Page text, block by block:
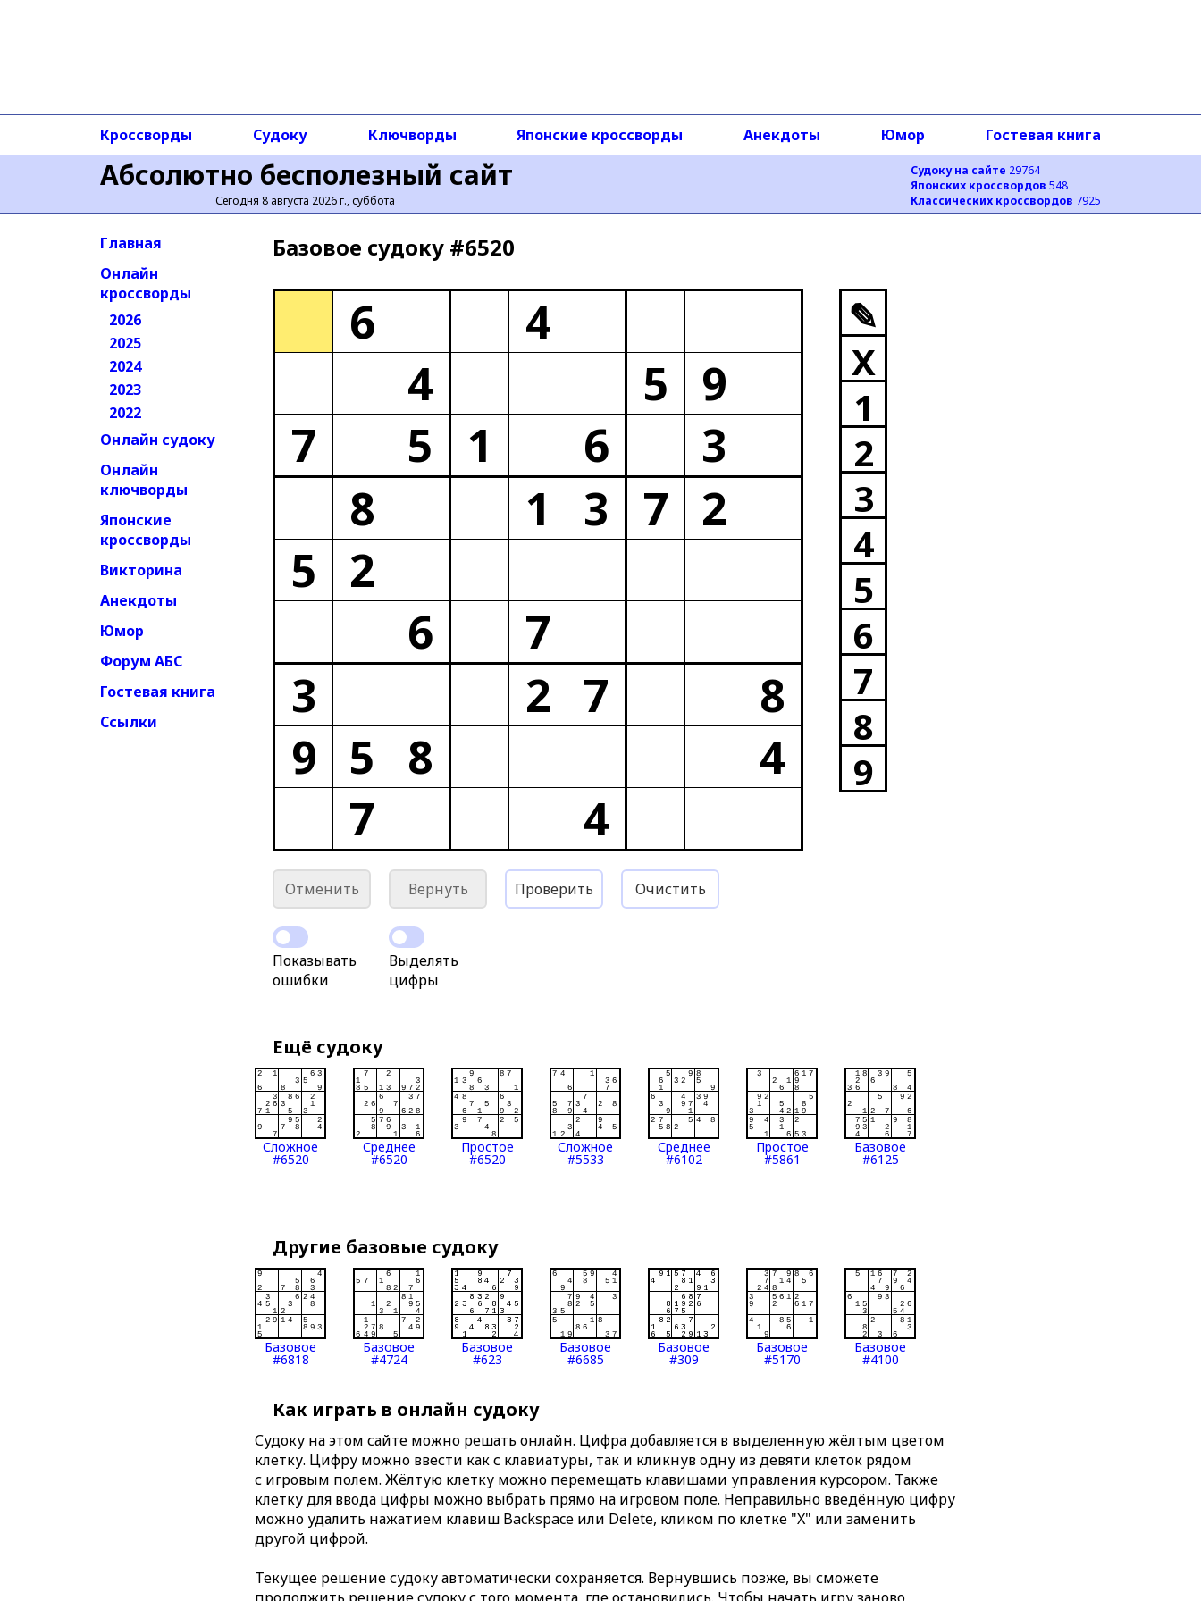
Абсолютно бесполезный сайт
Сегодня 8 августа 2026 г., суббота
Судоку на сайте 29764
Японских кроссвордов 548
Классических кроссвордов 7925
Кроссворды Судоку Ключворды Японские кроссворды Анекдоты Юмор Гостевая книга
Главная
Онлайн
кроссворды
2026
2025
2024
2023
2022
Онлайн судоку
Онлайн
ключворды
Японские
кроссворды
Викторина
Анекдоты
Юмор
Форум АБС
Гостевая книга
Ссылки
Базовое cудоку #6520
6
4
4
5
9
7
5 1 6
3
8
1 3 7 2
5
2
6
7
3
2 7
8
9 5 8
4
7
4
✎
X
1
2
3
4
5
6
7
8
9
Отменить Вернуть Проверить Очистить
Показывать
ошибки
Выделять
цифры
Ещё судоку
Сложное
#6520
Среднее
#6520
Простое
#6520
Сложное
#5533
Среднее
#6102
Простое
#5861
Базовое
#6125
Другие базовые судоку
Базовое
#6818
Базовое
#4724
Базовое
#623
Базовое
#6685
Базовое
#309
Базовое
#5170
Базовое
#4100
Как играть в онлайн судоку
Судоку на этом сайте можно решать онлайн. Цифра добавляется в выделенную жёлтым цветом
клетку. Цифру можно ввести как с клавиатуры, так и кликнув одну из девяти клеток рядом
с игровым полем. Жёлтую клетку можно перемещать клавишами управления курсором. Также
клетку для ввода цифры можно выбрать прямо на игровом поле. Неправильно введённую цифру
можно удалить нажатием клавиш Backspace или Delete, кликом по клетке "X" или заменить
другой цифрой.
Текущее решение судоку автоматически сохраняется. Вернувшись позже, вы сможете